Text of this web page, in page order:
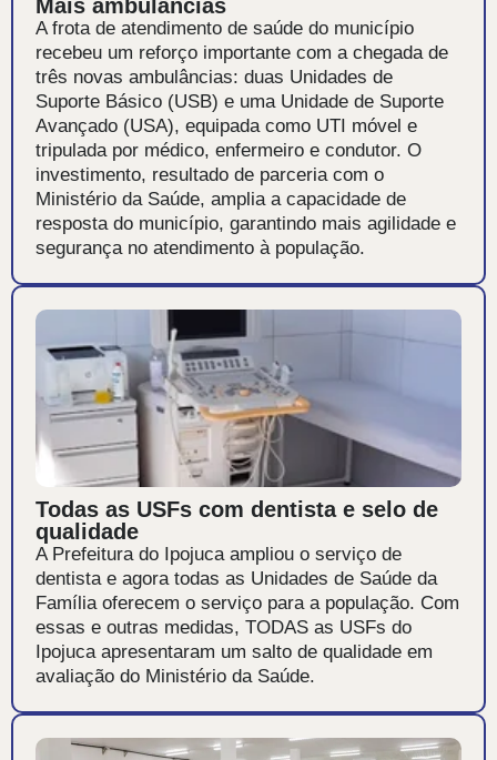
Mais ambulâncias
A frota de atendimento de saúde do município
recebeu um reforço importante com a chegada de
três novas ambulâncias: duas Unidades de
Suporte Básico (USB) e uma Unidade de Suporte
Avançado (USA), equipada como UTI móvel e
tripulada por médico, enfermeiro e condutor. O
investimento, resultado de parceria com o
Ministério da Saúde, amplia a capacidade de
resposta do município, garantindo mais agilidade e
segurança no atendimento à população.
Todas as USFs com dentista e selo de
qualidade
A Prefeitura do Ipojuca ampliou o serviço de
dentista e agora todas as Unidades de Saúde da
Família oferecem o serviço para a população. Com
essas e outras medidas, TODAS as USFs do
Ipojuca apresentaram um salto de qualidade em
avaliação do Ministério da Saúde.